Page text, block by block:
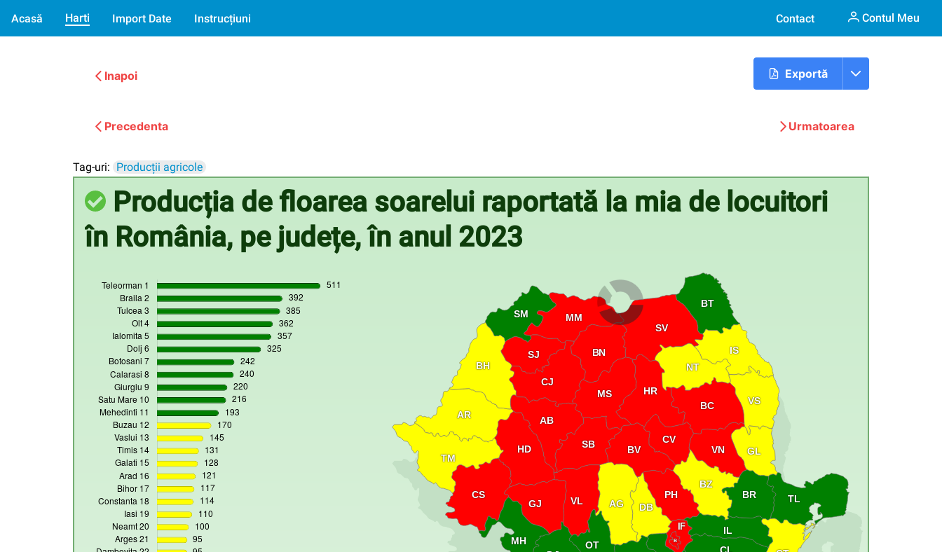
Acasă Harti Import Date Instrucțiuni Contact Contul Meu
Inapoi Exportă
Precedenta Urmatoarea
Tag-uri: Producții agricole
Producția de floarea soarelui raportată la mia de locuitori
în România, pe județe, în anul 2023
AR
BH
CS PH
IF
TM
BT
GL
BZ
BR
TL
DB
IS
NT
SJ
SM
AG
SB
VL
BV
CV
HR
MM
MS
CJ
HD
AB
BN
VN
VS
GJ
MH
BC
OT B
SV
IL